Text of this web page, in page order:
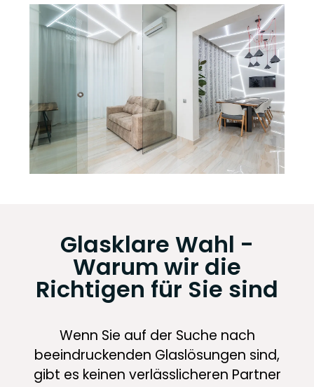
Glasklare Wahl -
Warum wir die
Richtigen für Sie sind
Wenn Sie auf der Suche nach
beeindruckenden Glaslösungen sind,
gibt es keinen verlässlicheren Partner